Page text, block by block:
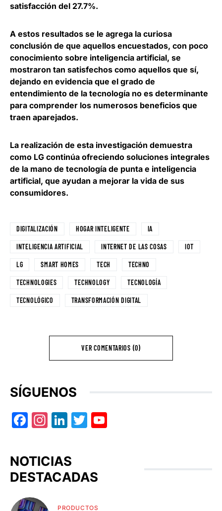
satisfacción del 27.7%.
A estos resultados se le agrega la curiosa
conclusión de que aquellos encuestados, con poco
conocimiento sobre inteligencia artificial, se
mostraron tan satisfechos como aquellos que sí,
dejando en evidencia que el grado de
entendimiento de la tecnología no es determinante
para comprender los numerosos beneficios que
traen aparejados.
La realización de esta investigación demuestra
como LG continúa ofreciendo soluciones integrales
de la mano de tecnología de punta e inteligencia
artificial, que ayudan a mejorar la vida de sus
consumidores.
DIGITALIZACIÓN HOGAR INTELIGENTE IA
INTELIGENCIA ARTIFICIAL INTERNET DE LAS COSAS IOT
LG SMART HOMES TECH TECHNO
TECHNOLOGIES TECHNOLOGY TECNOLOGÍA
TECNOLÓGICO TRANSFORMACIÓN DIGITAL
VER COMENTARIOS (0)
SÍGUENOS
Facebook
Instagram
LinkedIn
Twitter
NOTICIAS
DESTACADAS
PRODUCTOS